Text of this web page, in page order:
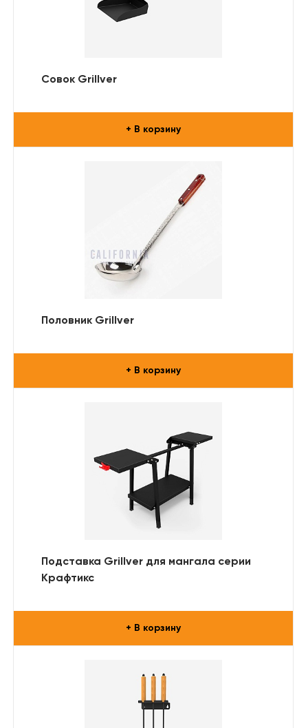
Совок Grillver
+ В корзину
Половник Grillver
+ В корзину
Подставка Grillver для мангала серии
Крафтикс
+ В корзину